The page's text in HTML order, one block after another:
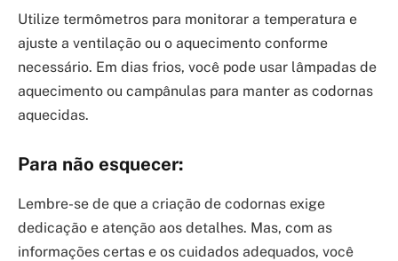
Utilize termômetros para monitorar a temperatura e
ajuste a ventilação ou o aquecimento conforme
necessário. Em dias frios, você pode usar lâmpadas de
aquecimento ou campânulas para manter as codornas
aquecidas.
Para não esquecer:
Lembre-se de que a criação de codornas exige
dedicação e atenção aos detalhes. Mas, com as
informações certas e os cuidados adequados, você